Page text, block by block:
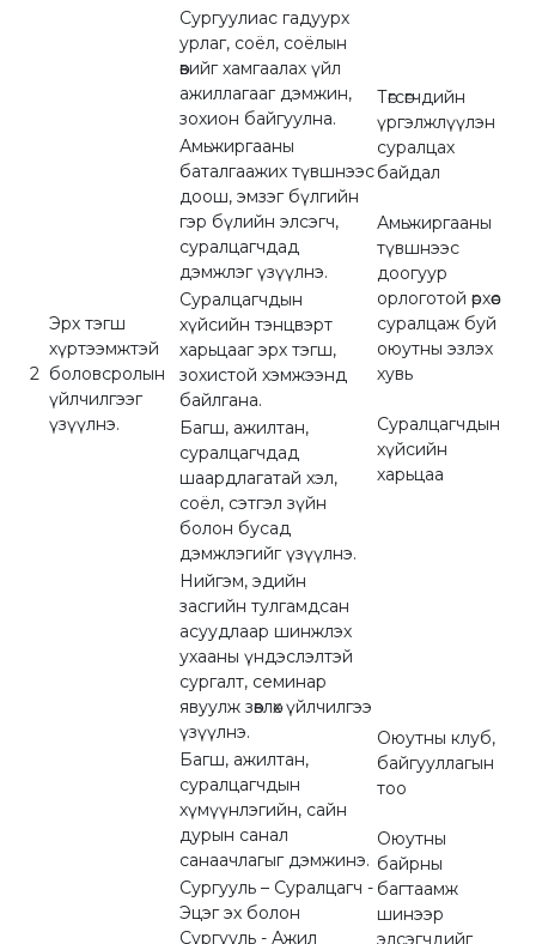
2
Эрх тэгш
хүртээмжтэй
боловсролын
үйлчилгээг
үзүүлнэ.
Сургуулиас гадуурх
урлаг, соёл, соёлын
өвийг хамгаалах үйл
ажиллагааг дэмжин,
зохион байгуулна.
Төгсөгчдийн
үргэлжлүүлэн
суралцах
байдал
Амьжиргааны
түвшнээс
доогуур
орлоготой өрхөөс
суралцаж буй
оюутны эзлэх
хувь
Суралцагчдын
хүйсийн
харьцаа
Амьжиргааны
баталгаажих түвшнээс
доош, эмзэг бүлгийн
гэр бүлийн элсэгч,
суралцагчдад
дэмжлэг үзүүлнэ.
Суралцагчдын
хүйсийн тэнцвэрт
харьцааг эрх тэгш,
зохистой хэмжээнд
байлгана.
Багш, ажилтан,
суралцагчдад
шаардлагатай хэл,
соёл, сэтгэл зүйн
болон бусад
дэмжлэгийг үзүүлнэ.
Нийгэм, эдийн
засгийн тулгамдсан
асуудлаар шинжлэх
ухааны үндэслэлтэй
сургалт, семинар
явуулж зөвлөх үйлчилгээ
үзүүлнэ.
Оюутны клуб,
байгууллагын
тоо
Оюутны
байрны
багтаамж
шинээр
элсэгчдийг
Багш, ажилтан,
суралцагчдын
хүмүүнлэгийн, сайн
дурын санал
санаачлагыг дэмжинэ.
Сургууль – Суралцагч -
Эцэг эх болон
Сургууль - Ажил